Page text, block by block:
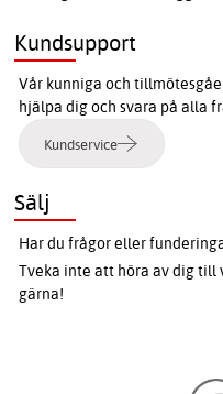
Kundsupport
Vår kunniga och
hjälpa dig och svara på alla
Kundservice
Sälj
Har du frågor eller
Tveka inte att höra av dig till
gärna!